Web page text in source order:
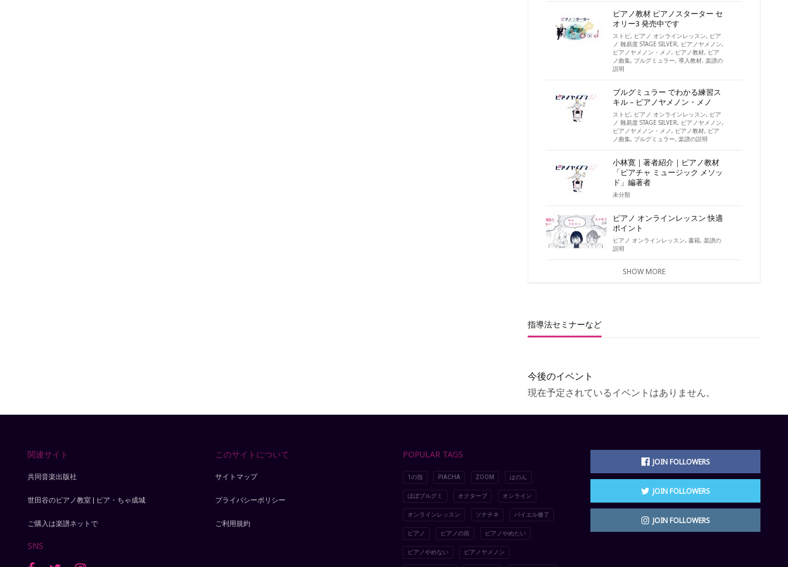
ピアノ教材 ピアノスターター セ
オリー3 発売中です
ストピ, ピアノ オンラインレッスン, ピア
ノ 難易度 STAGE SILVER, ピアノヤメノン,
ピアノヤメノン・メノ, ピアノ教材, ピア
ノ曲集, ブルグミュラー,導入教材,楽譜の
説明
ブルグミュラー でわかる練習ス
キル – ピアノヤメノン・メノ
ストピ, ピアノ オンラインレッスン, ピア
ノ 難易度 STAGE SILVER, ピアノヤメノン,
ピアノヤメノン・メノ, ピアノ教材, ピア
ノ曲集, ブルグミュラー,楽譜の説明
小林寛｜著者紹介｜ピアノ教材
「ピアチャ ミュージック メソッ
ド」編著者
未分類
ピアノ オンラインレッスン 快適
ポイント
ピアノ オンラインレッスン,書籍,楽譜の
説明
SHOW MORE
指導法セミナーなど
今後のイベント
現在予定されているイベントはありません。
関連サイト
共同音楽出版社
世田谷のピアノ教室 | ピア・ちゃ成城
ご購入は楽譜ネットで
SNS
このサイトについて
サイトマップ
プライバシーポリシー
ご利用規約
POPULAR TAGS
1の指 PIACHA ZOOM はのん
ほぼブルグミ オクターブ オンライン
オンラインレッスン ソナチネ バイエル修了
ピアノ ピアノの前 ピアノやめたい
ピアノやめない ピアノヤメノン
JOIN FOLLOWERS
JOIN FOLLOWERS
JOIN FOLLOWERS